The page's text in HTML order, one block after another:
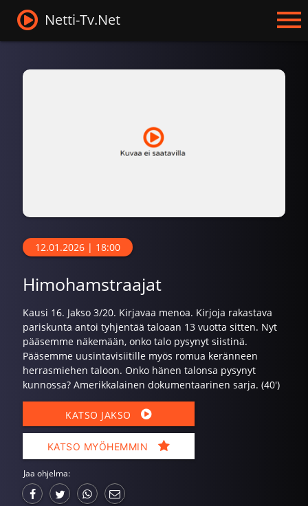
Netti-Tv.Net
12.01.2026 | 18:00
Himohamstraajat
Kausi 16. Jakso 3/20. Kirjavaa menoa. Kirjoja rakastava
pariskunta antoi tyhjentää taloaan 13 vuotta sitten. Nyt
pääsemme näkemään, onko talo pysynyt siistinä.
Pääsemme uusintavisiitille myös romua keränneen
herrasmiehen taloon. Onko hänen talonsa pysynyt
kunnossa? Amerikkalainen dokumentaarinen sarja. (40')
KATSO JAKSO
KATSO MYÖHEMMIN
Jaa ohjelma: